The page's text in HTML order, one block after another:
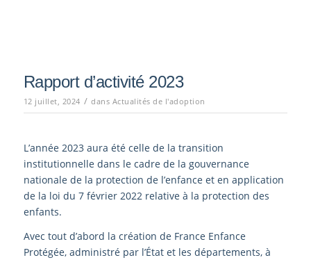
Rapport d’activité 2023
12 juillet, 2024 / dans Actualités de l'adoption
L’année 2023 aura été celle de la transition
institutionnelle dans le cadre de la gouvernance
nationale de la protection de l’enfance et en application
de la loi du 7 février 2022 relative à la protection des
enfants.
Avec tout d’abord la création de France Enfance
Protégée, administré par l’État et les départements, à